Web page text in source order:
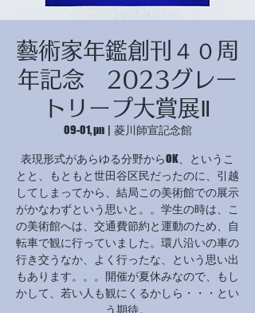
© Copyright
藝術家年鑑創刊４０周
年記念 2023グレー
トリープ大賞展Ⅱ
09-01, pn
  |
菱川師宣記念館
表現形式があらゆる分野からOK、というこ
とと、もともと世田谷区民だったのに、引越
してしまってから、結局この美術館での展示
がかなわずという思いと。。学生の時は、こ
の美術館へは、交通費節約と運動のため、自
転車で観に行っていました。環八沿いの車の
行き交うなか、よく行ったな、という思い出
もあります。。。開催が夏休みなので、もし
かして、若い人も観にくるかしら・・・とい
う期待。